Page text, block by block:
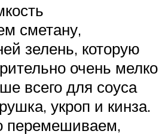
сметану,
зелень, которую
очень мелко
всего для соуса
укроп и кинза.
перемешиваем,